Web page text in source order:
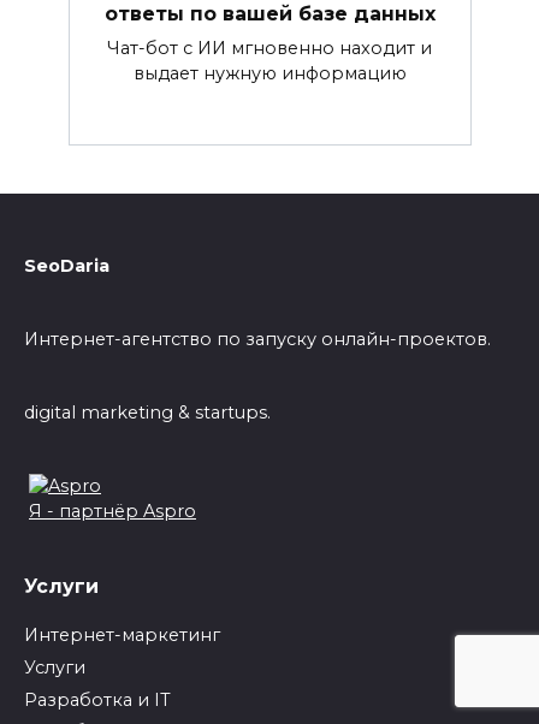
ответы по вашей базе данных
Чат-бот с ИИ мгновенно находит и
выдает нужную информацию
SeoDaria
Интернет-агентство по запуску онлайн-проектов.
digital marketing & startups.
Я - партнёр Aspro
Услуги
Интернет-маркетинг
Услуги
Разработка и IT